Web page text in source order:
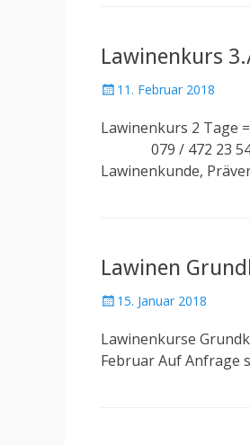
Lawinenkurs
Posted
11. Februar 2018
Lawinenkurs 2 Tage
079 / 472 23 54
Lawinenkunde,
Lawinen
Posted
15. Januar 2018
Lawinenkurse
Februar Auf Anfrage